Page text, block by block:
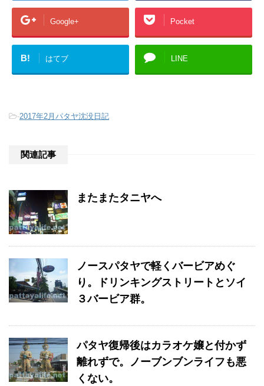
Google+ Pocket
B! はてブ LINE
-2017年2月パタヤ沈没日記
関連記事
またまたタニヤへ
ノースパタヤで軽くバービアめぐ
り。ドリンキングストリートとソイ
３バービア群。
パタヤ復帰後はカラオケ嬢と付かず
離れずで。ノーブンブンライフも悪
くない。